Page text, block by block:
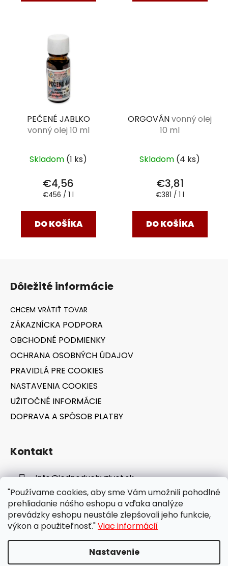
"Používame cookies, aby sme Vám umožnili pohodlné
prehliadanie nášho eshopu a vďaka analýze
prevádzky eshopu neustále zlepšovali jeho funkcie,
výkon a použiteľnosť."Viac informácií
Nastavenie
PEČENÉ JABLKO
vonný olej 10 ml
Skladom (1 ks)
€4,56
Jednotková
€456 / 1 l
DO KOŠÍKA
ORGOVÁNvonný olej
10 ml
Skladom (4 ks)
€3,81
Jednotková
€381 / 1 l
DO KOŠÍKA
Dôležité informácie
ZÁKAZNÍCKA PODPORA
OBCHODNÉ PODMIENKY
OCHRANA OSOBNÝCH ÚDAJOV
PRAVIDLÁ PRE COOKIES
NASTAVENIA COOKIES
UŽITOČNÉ INFORMÁCIE
DOPRAVA A SPÔSOB PLATBY
Kontakt
info@jednoduchyzivot.sk
E-shop: 0948 647 767